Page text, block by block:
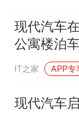
现代汽车
公寓楼泊
IT之家 APP专
现代汽车